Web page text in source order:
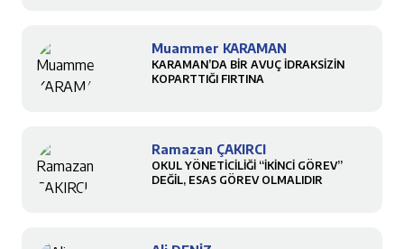
Muammer KARAMAN
KARAMAN’DA BİR AVUÇ İDRAKSİZİN
KOPARTTIĞI FIRTINA
Ramazan ÇAKIRCI
OKUL YÖNETİCİLİĞİ “İKİNCİ GÖREV”
DEĞİL, ESAS GÖREV OLMALIDIR